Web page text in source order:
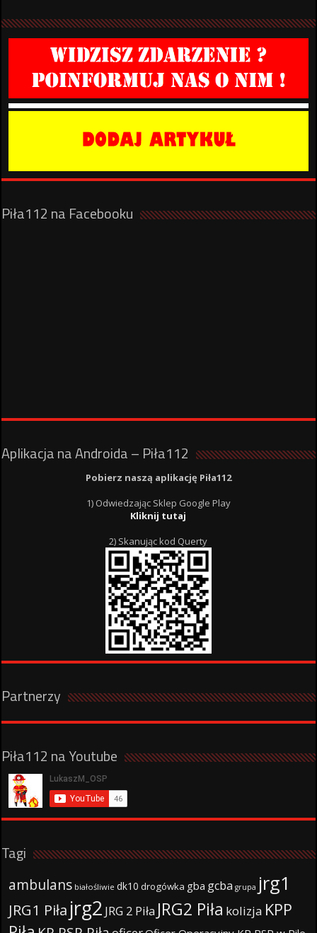
Piła112 na Facebooku
Aplikacja na Androida – Piła112
Pobierz naszą aplikację Piła112
1) Odwiedzając Sklep Google Play
Kliknij tutaj
2) Skanując kod Querty
Partnerzy
Piła112 na Youtube
Tagi
ambulans białośliwie dk10 drogówka gba gcba grupa jrg1
JRG1 Piła jrg2 JRG 2 Piła JRG2 Piła kolizja KPP